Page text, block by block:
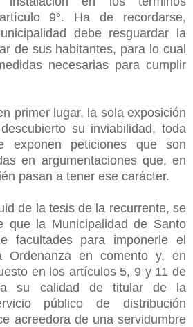
9°. Ha de recordarse,
debe resguardar la
de sus habitantes, para lo cual
necesarias para cumplir
primer lugar, la sola exposición
su inviabilidad, toda
peticiones que son
en argumentaciones que, en
pasan a tener ese carácter.
de la tesis de la recurrente, se
que la Municipalidad de Santo
facultades para imponerle el
Ordenanza en comento y, en
en los artículos 5, 9 y 11 de
su calidad de titular de la
público de distribución
acreedora de una servidumbre